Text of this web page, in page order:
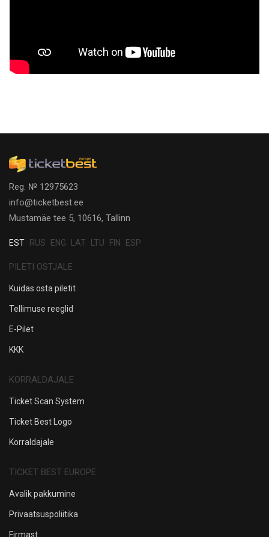
Reg. № 12975623
info@ticketbest.ee
Mustamäe tee 5, 10616, Tallinn
EST RUS ENG LAT LTU FIN ESP
PILETI OSTJALE
Kuidas osta piletit
Tellimuse reeglid
E-Pilet
KKK
KORRALDAJALE
Ticket Scan System
Ticket Best Logo
Korraldajale
TICKET BEST EUROPE
Avalik pakkumine
Privaatsuspoliitika
Firmast